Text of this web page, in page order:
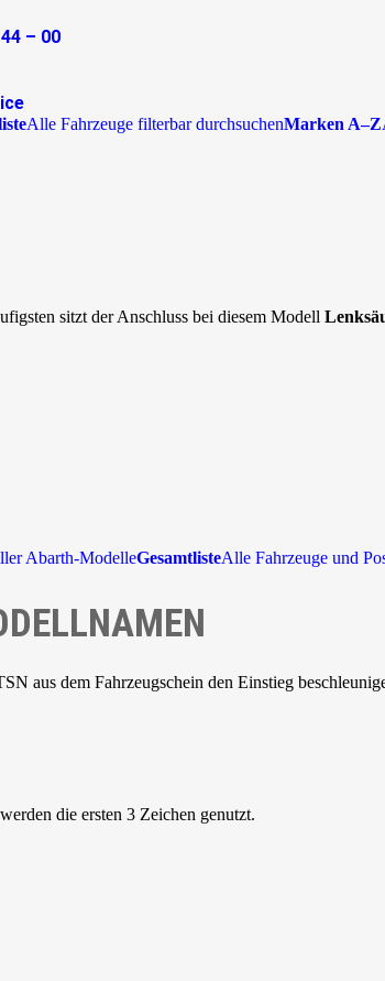
– 00
Alle Fahrzeuge filterbar durchsuchenMarken A–Z
sitzt der Anschluss bei diesem Modell
Abarth-ModelleGesamtlisteAlle Fahrzeuge und
aus dem Fahrzeugschein den Einstieg
die ersten 3 Zeichen genutzt.